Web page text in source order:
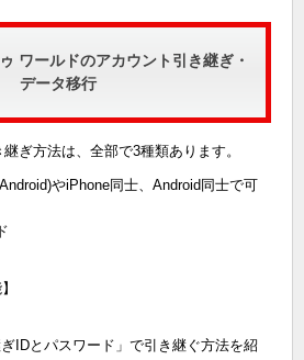
ワールドのアカウント引き継ぎ・
データ移行
継ぎ方法は、全部で3種類あります。
やiPhone同士、Android同士で可
IDとパスワード」で引き継ぐ方法を紹